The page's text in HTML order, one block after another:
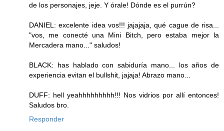
de los personajes, jeje. Y órale! Dónde es el purrún?
DANIEL: excelente idea vos!!! jajajaja, qué cague de risa...
"vos, me conecté una Mini Bitch, pero estaba mejor la
Mercadera mano..." saludos!
BLACK: has hablado con sabiduría mano... los años de
experiencia evitan el bullshit, jajaja! Abrazo mano...
DUFF: hell yeahhhhhhhhh!!! Nos vidrios por allí entonces!
Saludos bro.
Responder